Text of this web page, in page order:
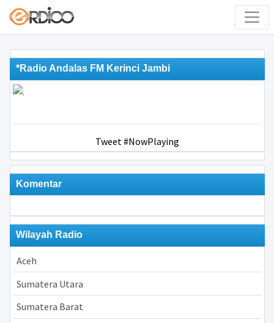
*Radio Andalas FM Kerinci Jambi
Tweet #NowPlaying
Komentar
Wilayah Radio
Aceh
Sumatera Utara
Sumatera Barat